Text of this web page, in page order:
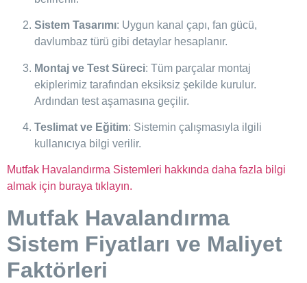
Sistem Tasarımı: Uygun kanal çapı, fan gücü,
davlumbaz türü gibi detaylar hesaplanır.
Montaj ve Test Süreci: Tüm parçalar montaj
ekiplerimiz tarafından eksiksiz şekilde kurulur.
Ardından test aşamasına geçilir.
Teslimat ve Eğitim: Sistemin çalışmasıyla ilgili
kullanıcıya bilgi verilir.
Mutfak Havalandırma Sistemleri hakkında daha fazla bilgi
almak için buraya tıklayın.
Mutfak Havalandırma
Sistem Fiyatları ve Maliyet
Faktörleri